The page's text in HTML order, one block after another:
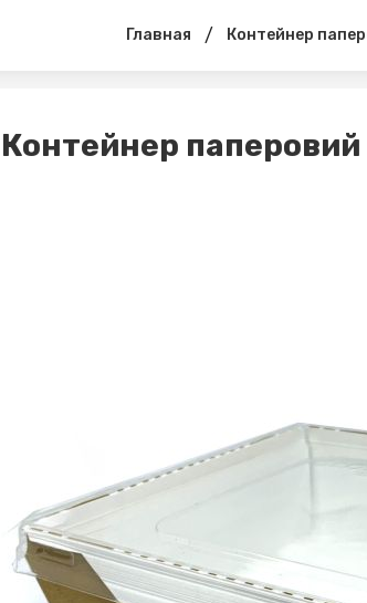
Главная / Контейнер
Контейнер